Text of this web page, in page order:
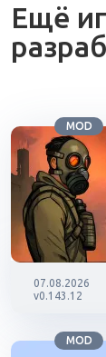
Ещё
MOD
07.08.2026
v0.143.12
MOD